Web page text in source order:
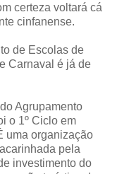
certeza voltará cá
cinfanense.
de Escolas de
Carnaval é já de
Agrupamento
o 1º Ciclo em
uma organização
pela
investimento do